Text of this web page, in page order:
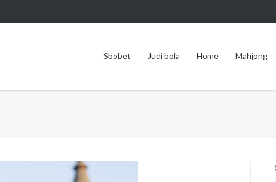
Sbobet Judi bola Home Mahjong